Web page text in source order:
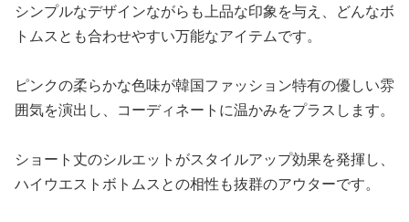
シンプルなデザインながらも上品な印象を与え、どんなボ
トムスとも合わせやすい万能なアイテムです。
ピンクの柔らかな色味が韓国ファッション特有の優しい雰
囲気を演出し、コーディネートに温かみをプラスします。
ショート丈のシルエットがスタイルアップ効果を発揮し、
ハイウエストボトムスとの相性も抜群のアウターです。